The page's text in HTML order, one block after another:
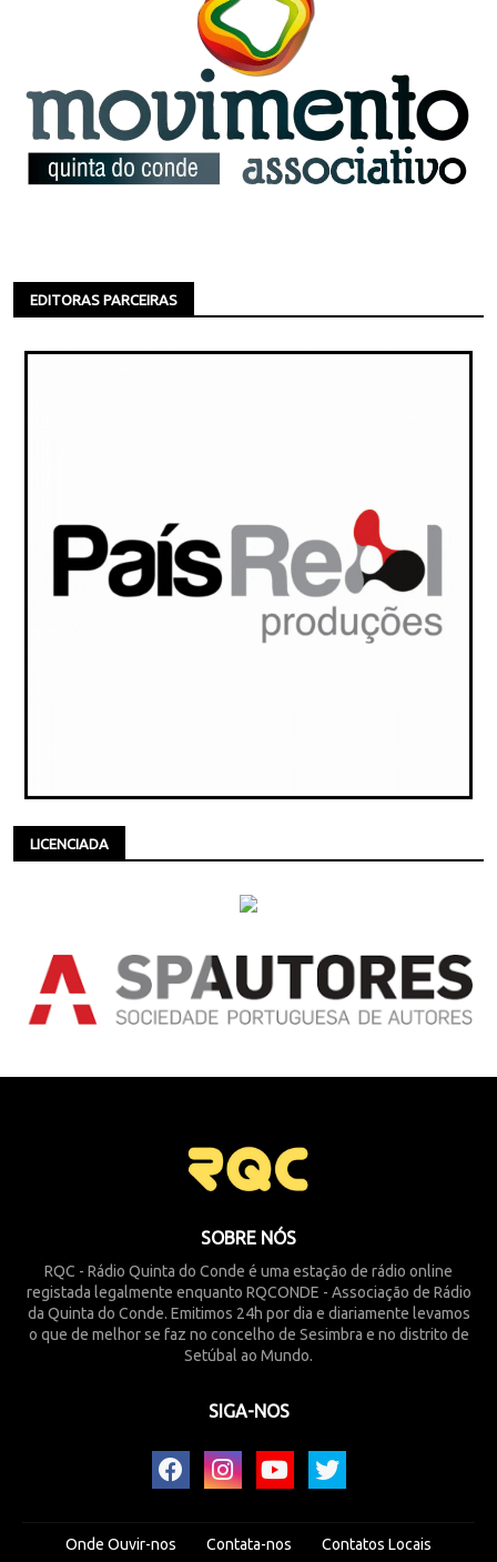
EDITORAS PARCEIRAS
LICENCIADA
SOBRE NÓS
RQC - Rádio Quinta do Conde é uma estação de rádio online
registada legalmente enquanto RQCONDE - Associação de Rádio
da Quinta do Conde. Emitimos 24h por dia e diariamente levamos
o que de melhor se faz no concelho de Sesimbra e no distrito de
Setúbal ao Mundo.
SIGA-NOS
Onde Ouvir-nos Contata-nos
Contatos Locais